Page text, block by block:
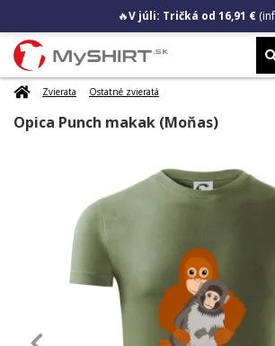
🔥V júli: Tričká od 16,91 €
Zvierata Ostatné zvieratá
Opica Punch makak (Moňas)